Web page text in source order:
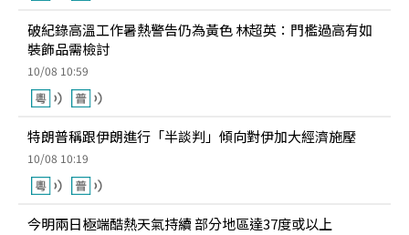
破紀錄高溫工作暑熱警告仍為黃色 林超英：門檻過高有如
裝飾品需檢討
10/08 10:59
特朗普稱跟伊朗進行「半談判」傾向對伊加大經濟施壓
10/08 10:19
今明兩日極端酷熱天氣持續 部分地區達37度或以上